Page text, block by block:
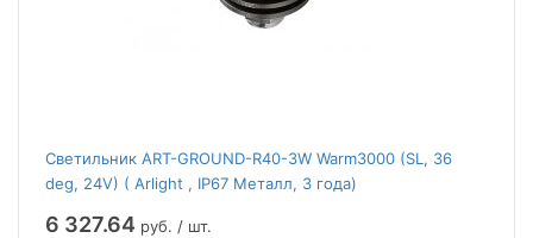
Светильник ART-GROUND-R40-3W Warm3000 (SL, 36
deg, 24V) ( Arlight , IP67 Металл, 3 года)
6 327.64 руб. / шт.